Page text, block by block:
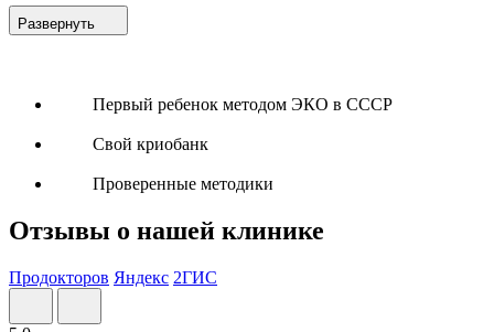
Развернуть
Первый ребенок методом ЭКО в СССР
Свой криобанк
Проверенные методики
Отзывы о нашей клинике
Продокторов Яндекс 2ГИС